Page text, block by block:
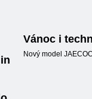
Vánoc i
Nový model